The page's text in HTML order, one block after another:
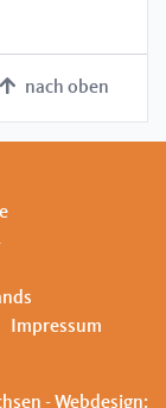
nach oben
Impressum
- Webdesign: